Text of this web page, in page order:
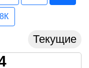
8К
Текущие